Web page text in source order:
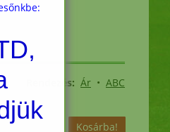
Rendezés: Ár • ABC